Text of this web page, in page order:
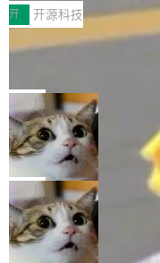
常维护操作，并完整支持
村国家自主创新示范区会
由中关村智联软件服务业
“智构可信·质创未来——AI
式”为主题，直面AI从实
的核心质量命题。会上，
工具选型手册》发布，
nt智能测试系统入选AI测
O而言，这提示了一个转
工具升级为企业的质量基
现实 过去两年，CIO们的
一是如何让大模型和智能
向生产，二是如何让测试
开 开源科技
让非法状态不可表示：
有一种东西，一旦用过
eev 管它叫"软件设计的
鲜——代数数据类型（
（sum type）。但他说清
型系统的学术体操，是日
章从一个简单的例子切入
设置，如果用布尔值 +
ean 表示是否可切换，
色方案、深色方案——会
局
Cloudflare 开源内部企
dflare OS
Cloudflare 发布了一个开
S。如果你只看官方博客
个"AI 知识库 + 聊天机
做，没什么新鲜的。 但
r 上把事情说清楚了： 今
局
Deno 团队开源 Celld
布式 Durable Objects
Ryan Dahl 领导的 Deno